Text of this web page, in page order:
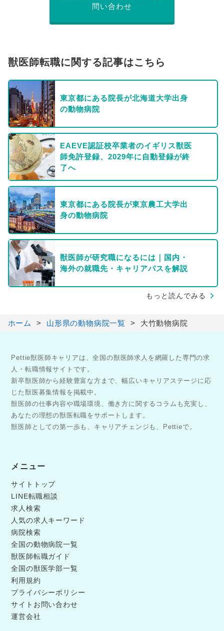
問い合わせ
獣医師転職に関する記事はこちら
東京都にある院長が北海道大学出身
の動物病院
EAEVE認証校卒業者のイギリス獣医
師免許登録、2029年に自動登録が終
了へ
東京都にある院長が東京農工大学出
身の動物病院
獣医師が研究職になるには｜国内・
海外の就職先・キャリアパスを解説
もっと読んでみる
ホーム 山形県の動物病院一覧 大竹動物病院
Pettie獣医師キャリアは、全国の獣医師求人を網羅した専門の求
人・転職情報サイトです。
新卒獣医師から経験豊富な方まで、幅広いキャリアステージに応
じた獣医募集情報を掲載中。
獣医師の仕事内容や職場環境、働き方に関するコラムも充実し、
あなたの理想の獣医転職をサポートします。
獣医師としての第一歩も、キャリアチェンジも、Pettieで。
メニュー
サイトトップ
LINE転職相談
求人検索
人気の求人キーワード
病院検索
全国の動物病院一覧
獣医師転職ガイド
全国の獣医学部一覧
利用規約
プライバシーポリシー
サイトお問い合わせ
運営会社